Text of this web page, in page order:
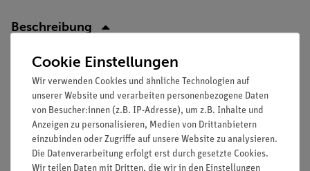
Beschreibung
Prinzip
Die Schüler sollen einen nicht kalibrierten Kraftmesser durch
Belasten mit Massestücken mit einer Skala versehen.
Dabei sollen sie wissen, dass einer Masse von 100 g im
Cookie Einstellungen
Wir verwenden Cookies und ähnliche Technologien auf
unserer Website und verarbeiten personenbezogene Daten
von Besucher:innen (z.B. IP-Adresse), um z.B. Inhalte und
Anzeigen zu personalisieren, Medien von Drittanbietern
einzubinden oder Zugriffe auf unsere Website zu analysieren.
Die Datenverarbeitung erfolgt erst durch gesetzte Cookies.
Wir teilen Daten mit Dritten, die wir in den Einstellungen